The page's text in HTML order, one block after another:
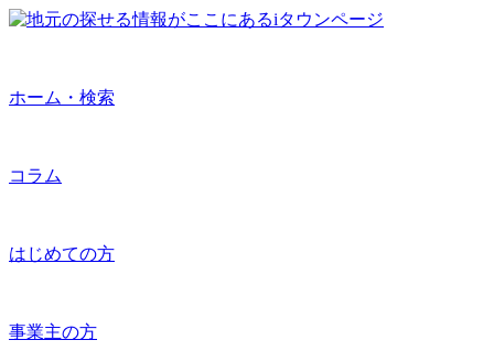
ホーム・検索
コラム
はじめての方
事業主の方